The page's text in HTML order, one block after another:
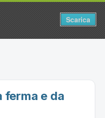
ferma e da
Scarica